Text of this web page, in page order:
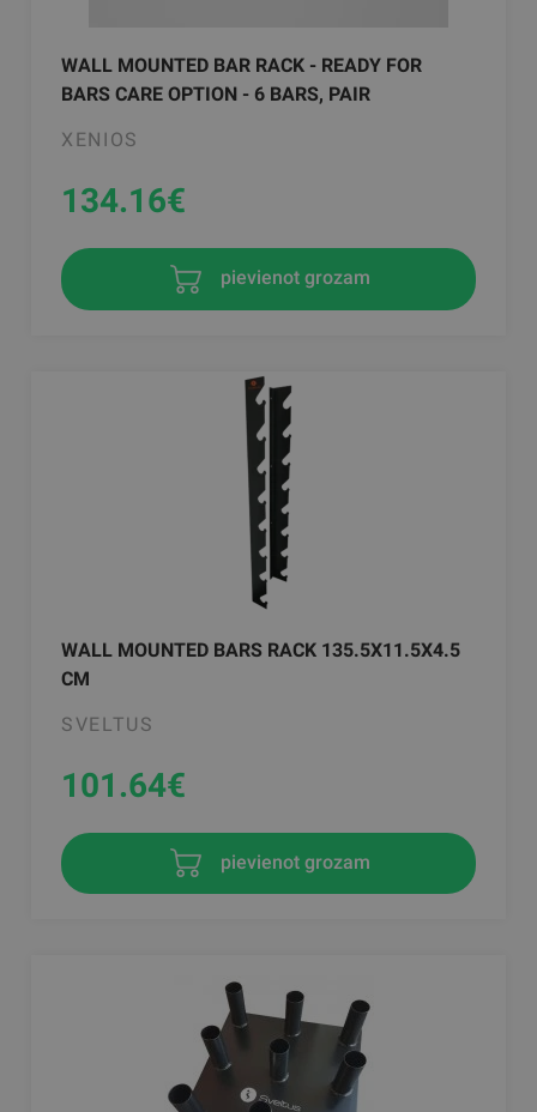
WALL MOUNTED BAR RACK - READY FOR
BARS CARE OPTION - 6 BARS, PAIR
XENIOS
134.16€
pievienot grozam
WALL MOUNTED BARS RACK 135.5X11.5X4.5
CM
SVELTUS
101.64€
pievienot grozam